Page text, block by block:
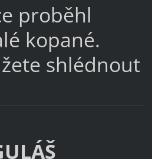
proběhl
kopané.
shlédnout